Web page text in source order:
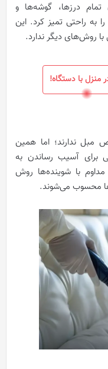
درزها، گوشه‌ها و
به راحتی تمیز کرد. این
روش‌های دیگر ندارد.
منزل با دستگاه!
مبل ندارند؛ اما همین
برای آسیب رساندن به
با شوینده‌ها روش
محسوب می‌شوند.